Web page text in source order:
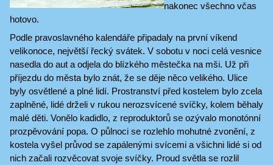
nakonec všechno včas
hotovo.
Podle pravoslavného kalendáře připadaly na první víkend
velikonoce, největší řecký svátek. V sobotu v noci celá vesnice
nasedla do aut a odjela do blízkého městečka na mši. Už při
příjezdu do města bylo znát, že se děje něco velikého. Ulice
byly osvětlené a plné lidí. Prostranství před kostelem bylo zcela
zaplněné, lidé drželi v rukou nerozsvícené svíčky, kolem běhaly
malé děti. Vonělo kadidlo, z reproduktorů se ozývalo monotónní
prozpěvování popa. O půlnoci se rozlehlo mohutné zvonění, z
kostela vyšel průvod se zapálenými svícemi a všichni lidé si od
nich začali rozvěcovat svoje svíčky. Proud světla se rozlil